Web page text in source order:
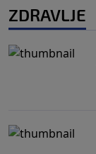
ZDRAVLJE